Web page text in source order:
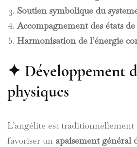
Soutien symbolique du
Accompagnement des états
Harmonisation de l’énergie
✦ Développement
physiques
L’angélite est
favoriser un apaisement général